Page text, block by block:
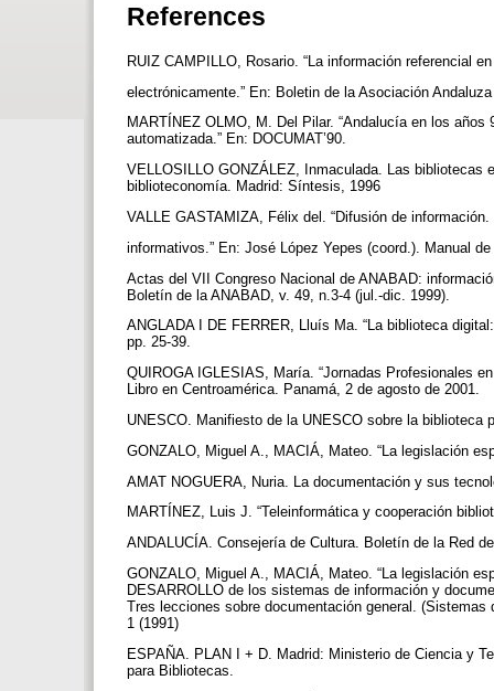
References
RUIZ CAMPILLO, Rosario. “La información referencial
electrónicamente.” En: Boletin de la Asociación
MARTÍNEZ OLMO, M. Del Pilar. “Andalucía en los
automatizada.” En: DOCUMAT’90.
VELLOSILLO GONZÁLEZ, Inmaculada. Las bibliotecas
biblioteconomía. Madrid: Síntesis, 1996
VALLE GASTAMIZA, Félix del. “Difusión de
informativos.” En: José López Yepes (coord.). Manual
Actas del VII Congreso Nacional de ANABAD:
Boletín de la ANABAD, v. 49, n.3-4 (jul.-dic. 1999).
ANGLADA I DE FERRER, Lluís Ma. “La biblioteca
pp. 25-39.
QUIROGA IGLESIAS, María. “Jornadas Profesionales
Libro en Centroamérica. Panamá, 2 de agosto de 2001.
UNESCO. Manifiesto de la UNESCO sobre la biblioteca
GONZALO, Miguel A., MACIÁ, Mateo. “La legislación
AMAT NOGUERA, Nuria. La documentación y sus
MARTÍNEZ, Luis J. “Teleinformática y cooperación
ANDALUCÍA. Consejería de Cultura. Boletín de la Red
GONZALO, Miguel A., MACIÁ, Mateo. “La legislación
DESARROLLO de los sistemas de información y
Tres lecciones sobre documentación general.
1 (1991)
ESPAÑA. PLAN I + D. Madrid: Ministerio de Ciencia y
para Bibliotecas.